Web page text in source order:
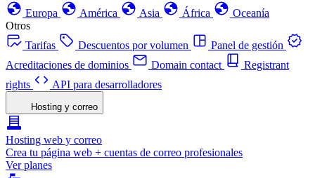
Europa
América Asia África
Oceanía
Otros
Tarifas
Descuentos por volumen
Panel de gestión
Acreditaciones de dominios
Domain contact
Registrant
rights
API para desarrolladores
Hosting y correo
Hosting web y correo
Crea tu página web + cuentas de correo profesionales
Ver planes